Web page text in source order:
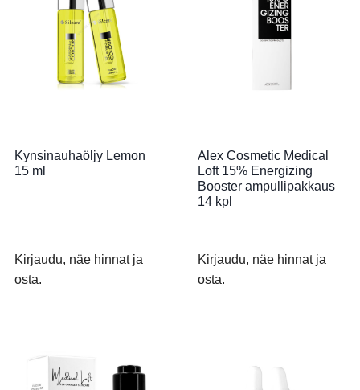
Kynsinauhaöljy Lemon
15 ml
Kirjaudu, näe hinnat ja
osta.
Alex Cosmetic Medical
Loft 15% Energizing
Booster ampullipakkaus
14 kpl
Kirjaudu, näe hinnat ja
osta.